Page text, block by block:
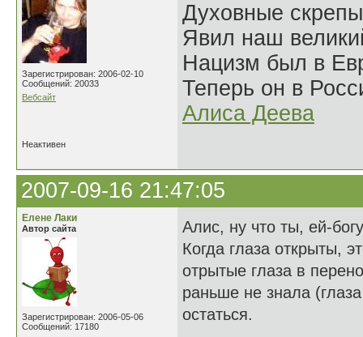
Зарегистрирован: 2006-02-10
Сообщений: 20033
Вебсайт
Духовные
Явил наш
Нацизм был в
Теперь он в
Алиса Деева
Неактивен
2007-09-16 21:47:05
Елене Лаки
Автор сайта
Зарегистрирован: 2006-05-06
Сообщений: 17180
Алис, ну что ты, ей-
Когда глаза открыты,
отрытые глаза в
раньше не знала
остаться.